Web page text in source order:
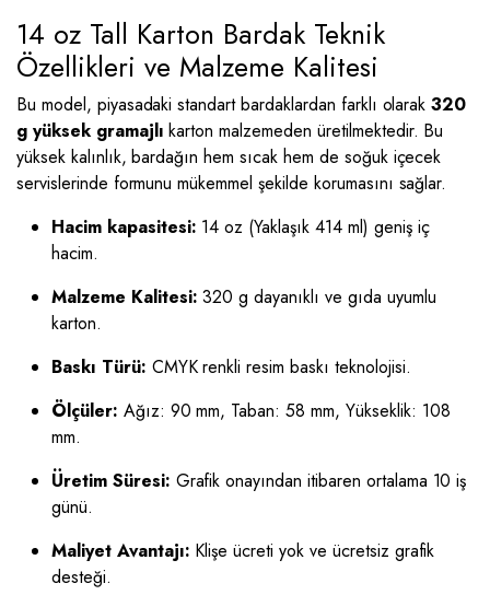
14 oz Tall Karton Bardak Teknik
Özellikleri ve Malzeme Kalitesi
Bu model, piyasadaki standart bardaklardan farklı olarak320
g yüksek gramajlı karton malzemeden üretilmektedir. Bu
yüksek kalınlık, bardağın hem sıcak hem de soğuk içecek
servislerinde formunu mükemmel şekilde korumasını sağlar.
Hacim kapasitesi: 14 oz (Yaklaşık 414 ml) geniş iç
hacim.
Malzeme Kalitesi: 320 g dayanıklı ve gıda uyumlu
karton.
Baskı Türü: CMYK renkli resim baskı teknolojisi.
Ölçüler: Ağız: 90 mm, Taban: 58 mm, Yükseklik: 108
mm.
Üretim Süresi: Grafik onayından itibaren ortalama 10 iş
günü.
Maliyet Avantajı: Klişe ücreti yok ve ücretsiz grafik
desteği.